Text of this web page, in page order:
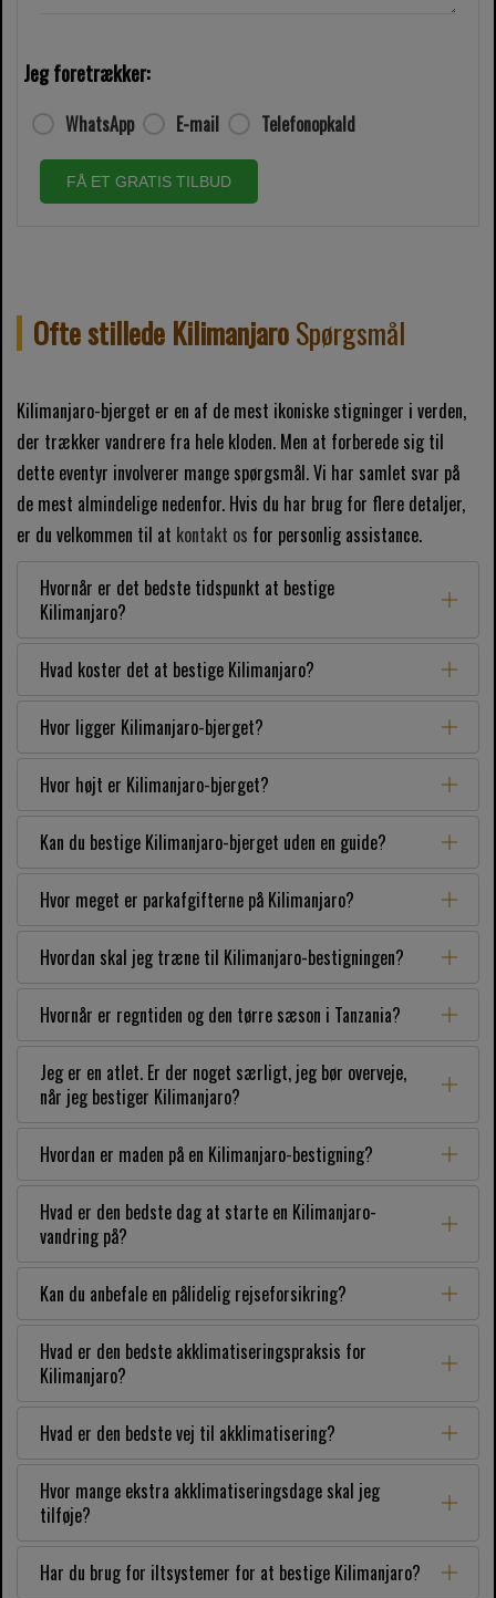
Jeg foretrækker:
WhatsApp E-mail Telefonopkald
FÅ ET GRATIS TILBUD
Ofte stillede KilimanjaroSpørgsmål
Kilimanjaro-bjerget er en af ​​de mest ikoniske stigninger i verden,
der trækker vandrere fra hele kloden. Men at forberede sig til
dette eventyr involverer mange spørgsmål. Vi har samlet svar på
de mest almindelige nedenfor. Hvis du har brug for flere detaljer,
er du velkommen til at kontakt os for personlig assistance.
Hvornår er det bedste tidspunkt at bestige
Kilimanjaro?
Hvad koster det at bestige Kilimanjaro?
Hvor ligger Kilimanjaro-bjerget?
Hvor højt er Kilimanjaro-bjerget?
Kan du bestige Kilimanjaro-bjerget uden en guide?
Hvor meget er parkafgifterne på Kilimanjaro?
Hvordan skal jeg træne til Kilimanjaro-bestigningen?
Hvornår er regntiden og den tørre sæson i Tanzania?
Jeg er en atlet. Er der noget særligt, jeg bør overveje,
når jeg bestiger Kilimanjaro?
Hvordan er maden på en Kilimanjaro-bestigning?
Hvad er den bedste dag at starte en Kilimanjaro-
vandring på?
Kan du anbefale en pålidelig rejseforsikring?
Hvad er den bedste akklimatiseringspraksis for
Kilimanjaro?
Hvad er den bedste vej til akklimatisering?
Hvor mange ekstra akklimatiseringsdage skal jeg
tilføje?
Har du brug for iltsystemer for at bestige Kilimanjaro?